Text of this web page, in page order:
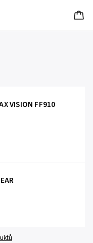
VISION FF910